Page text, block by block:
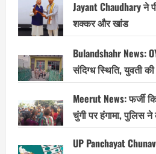
हुआ
वायरल
Jayant Chaudhary ने
शक्कर और खांड
Bulandshahr News:
संदिग्ध स्थिति, युवती
Meerut News: फर्जी
चुंगी पर हंगामा, पुलिस
UP Panchayat